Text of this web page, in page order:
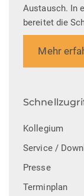
Austausch. In
bereitet die
Mehr
Kollegium
Service /
Presse
Terminplan